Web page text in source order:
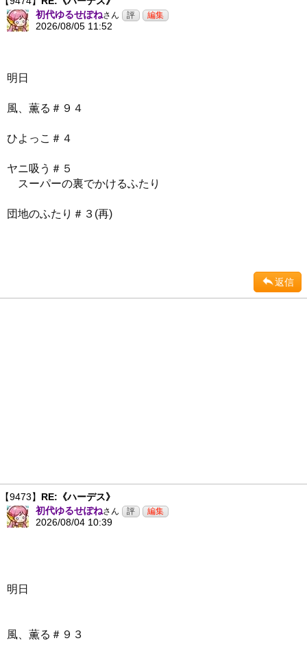
初代ゆるせぽねさん
2026/08/05 11:52
明日
風、薫る＃９４
ひよっこ＃４
ヤニ吸う＃５
スーパーの裏でかけるふたり
団地のふたり＃３(再)
返信
【9473】 RE:《ハーデス》
初代ゆるせぽねさん
2026/08/04 10:39
明日
風、薫る＃９３